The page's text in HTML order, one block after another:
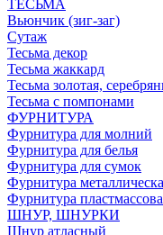
ТЕСЬМА
Вьюнчик (зиг-заг)
Сутаж
Тесьма декор
Тесьма жаккард
Тесьма золотая,
Тесьма с помпонами
ФУРНИТУРА
Фурнитура для молний
Фурнитура для белья
Фурнитура для сумок
Фурнитура
Фурнитура
ШНУР, ШНУРКИ
Шнур атласный